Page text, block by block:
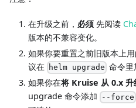
在升级之前， 必须 先阅读
版本的不兼容变化。
如果你要重置之前旧版本上
议在 helm upgrade 命令
如果你在将 Kruise 从 0.x 升
upgrade 命令添加
--force